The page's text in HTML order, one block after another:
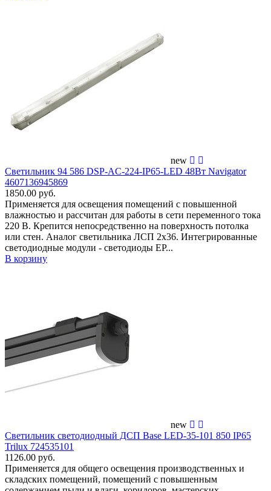
new
Светильник 94 586 DSP-AC-224-IP65-LED 48Вт Navigator
4607136945869
1850.00 руб.
Применяется для освещения помещений c повышенной
влажностью и рассчитан для работы в сети переменного тока
220 В. Крепится непосредственно на поверхность потолка
или стен. Аналог светильника ЛСП 2х36. Интегрированные
светодиодные модули - светодиоды EP...
В корзину
new
Светильник светодиодный ДСП Base LED-35-101 850 IP65
Trilux 724535101
1126.00 руб.
Применяется для общего освещения производственных и
складских помещений, помещений с повышенным